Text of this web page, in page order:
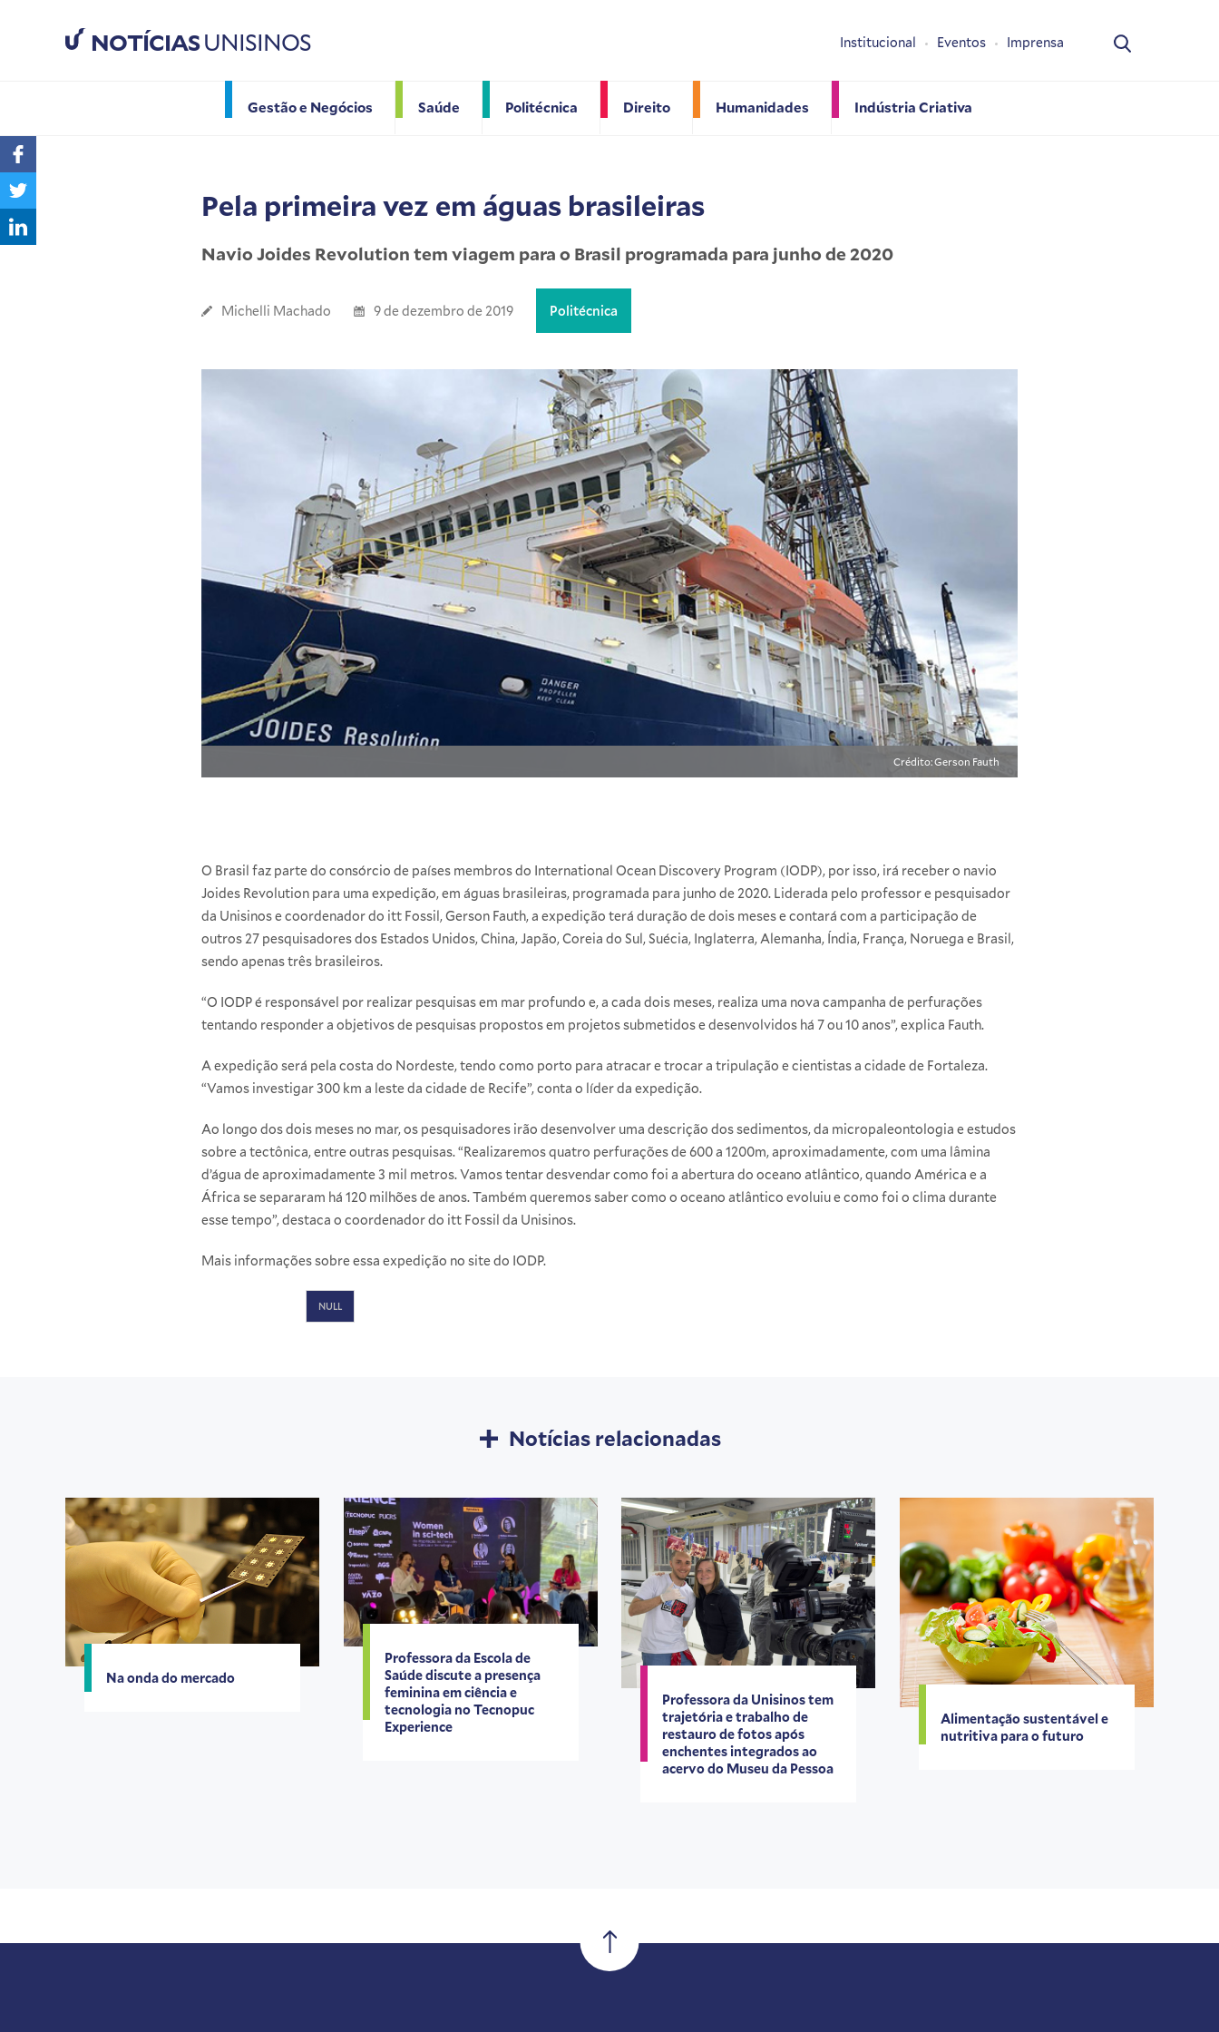
NOTÍCIASUNISINOS
Gestão e Negócios Saúde Politécnica Direito Humanidades Indústria Criativa
Institucional Eventos Imprensa
Pela primeira vez em águas brasileiras
Navio Joides Revolution tem viagem para o Brasil programada para junho de 2020
Michelli Machado 9 de dezembro de 2019 Politécnica
Crédito: Gerson Fauth
O Brasil faz parte do consórcio de países membros do International Ocean Discovery Program (IODP), por isso, irá receber o navio
Joides Revolution para uma expedição, em águas brasileiras, programada para junho de 2020. Liderada pelo professor e pesquisador
da Unisinos e coordenador do itt Fossil, Gerson Fauth, a expedição terá duração de dois meses e contará com a participação de
outros 27 pesquisadores dos Estados Unidos, China, Japão, Coreia do Sul, Suécia, Inglaterra, Alemanha, Índia, França, Noruega e Brasil,
sendo apenas três brasileiros.
“O IODP é responsável por realizar pesquisas em mar profundo e, a cada dois meses, realiza uma nova campanha de perfurações
tentando responder a objetivos de pesquisas propostos em projetos submetidos e desenvolvidos há 7 ou 10 anos”, explica Fauth.
A expedição será pela costa do Nordeste, tendo como porto para atracar e trocar a tripulação e cientistas a cidade de Fortaleza.
“Vamos investigar 300 km a leste da cidade de Recife”, conta o líder da expedição.
Ao longo dos dois meses no mar, os pesquisadores irão desenvolver uma descrição dos sedimentos, da micropaleontologia e estudos
sobre a tectônica, entre outras pesquisas. “Realizaremos quatro perfurações de 600 a 1200m, aproximadamente, com uma lâmina
d’água de aproximadamente 3 mil metros. Vamos tentar desvendar como foi a abertura do oceano atlântico, quando América e a
África se separaram há 120 milhões de anos. Também queremos saber como o oceano atlântico evoluiu e como foi o clima durante
esse tempo”, destaca o coordenador do itt Fossil da Unisinos.
Mais informações sobre essa expedição no site do IODP.
NULL
Notícias relacionadas
Na onda do mercado
Professora da Escola de
Saúde discute a presença
feminina em ciência e
tecnologia no Tecnopuc
Experience
Professora da Unisinos tem
trajetória e trabalho de
restauro de fotos após
enchentes integrados ao
acervo do Museu da Pessoa
Alimentação sustentável e
nutritiva para o futuro